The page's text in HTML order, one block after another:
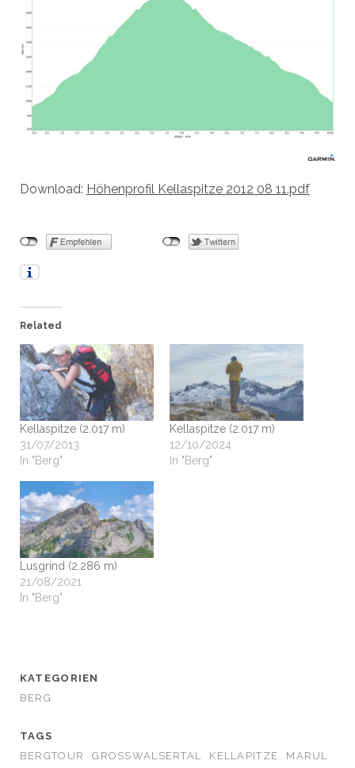
Download: Höhenprofil Kellaspitze 2012 08 11.pdf
Related
Kellaspitze (2.017 m)
31/07/2013
In "Berg"
Kellaspitze (2.017 m)
12/10/2024
In "Berg"
Lusgrind (2.286 m)
21/08/2021
In "Berg"
KATEGORIEN
BERG
TAGS
BERGTOUR
GROSSWALSERTAL KELLAPITZE
MARUL